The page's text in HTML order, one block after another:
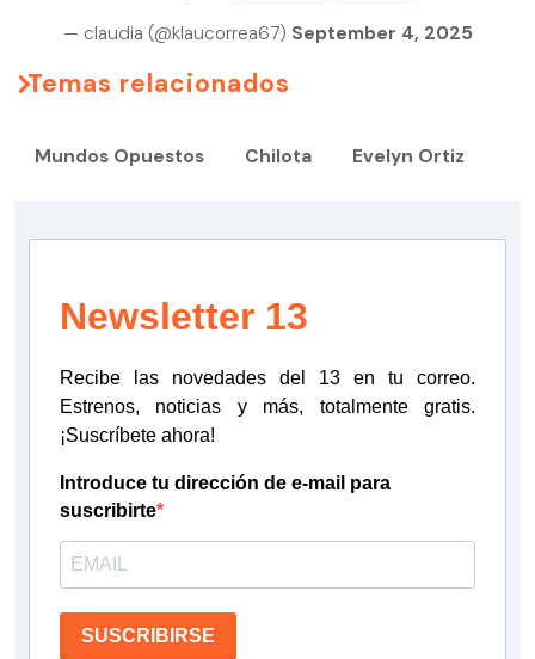
— claudia (@klaucorrea67) September 4, 2025
Temas relacionados
Mundos Opuestos Chilota Evelyn Ortiz
Newsletter 13
Recibe las novedades del 13 en tu correo.
Estrenos, noticias y más, totalmente gratis.
¡Suscríbete ahora!
Introduce tu dirección de e-mail para
suscribirte
SUSCRIBIRSE